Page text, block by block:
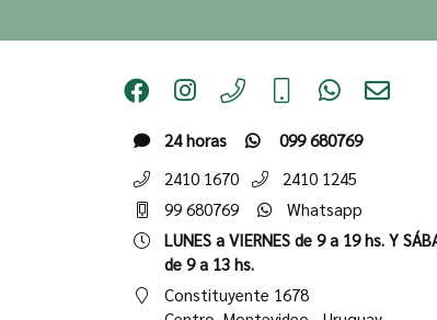
24 horas
099 680769
2410 1670
2410 1245
99 680769
Whatsapp
LUNES a VIERNES de 9 a 19 hs. Y
de 9 a 13 hs.
Constituyente 1678